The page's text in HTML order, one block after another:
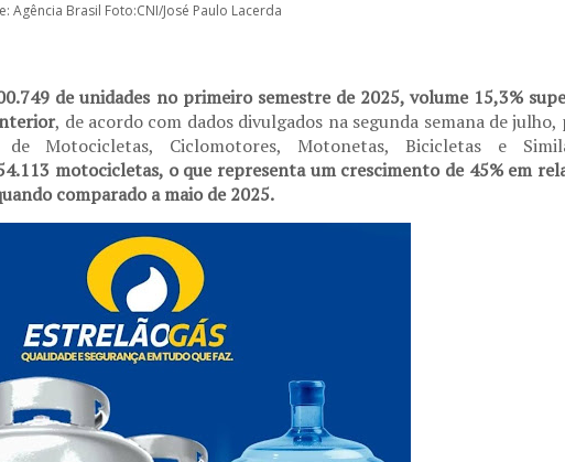
Agência Brasil Foto:CNI/José Paulo Lacerda
de unidades no primeiro semestre de 2025, volume 15,3%
, de acordo com dados divulgados na segunda semana de julho,
de Motocicletas, Ciclomotores, Motonetas, Bicicletas e
motocicletas, o que representa um crescimento de 45% em
comparado a maio de 2025.